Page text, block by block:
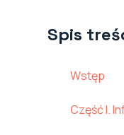
Spis
Wstęp
Część I.